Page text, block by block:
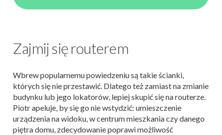
Zajmij się routerem
Wbrew popularnemu powiedzeniu są takie ścianki,
których się nie przestawić. Dlatego też zamiast na zmianie
budynku lub jego lokatorów, lepiej skupić się na routerze.
Piotr apeluje, by się go nie wstydzić: umieszczenie
urządzenia na widoku, w centrum mieszkania czy danego
piętra domu, zdecydowanie poprawi możliwość